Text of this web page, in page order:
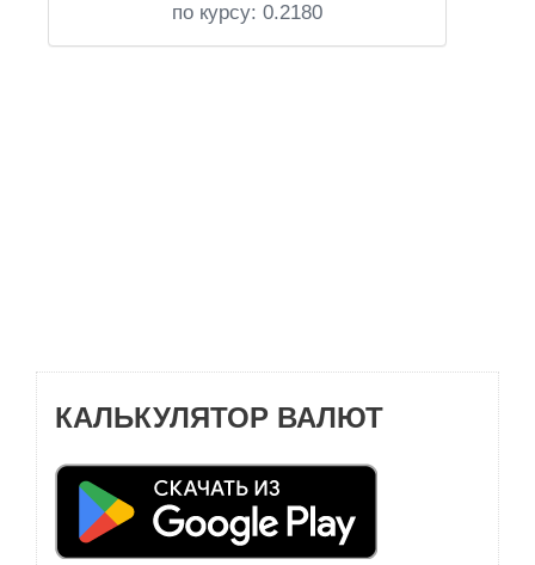
по курсу: 0.2180
КАЛЬКУЛЯТОР ВАЛЮТ